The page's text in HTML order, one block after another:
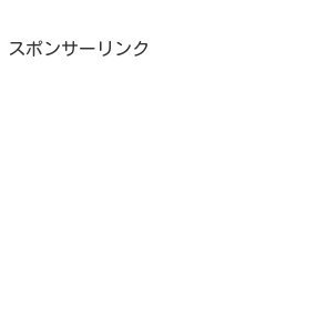
スポンサーリンク